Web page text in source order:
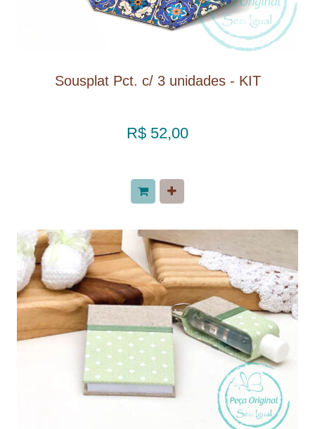
Sousplat Pct. c/ 3 unidades - KIT
R$ 52,00